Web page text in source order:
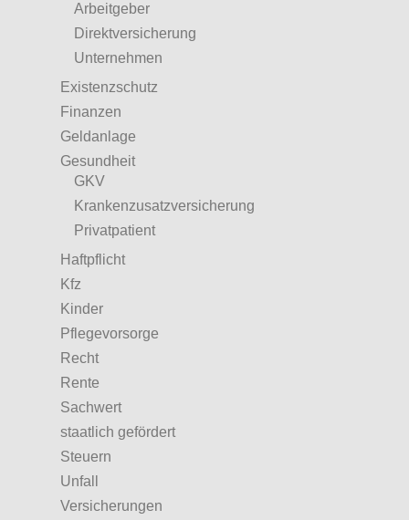
Arbeitgeber
Direktversicherung
Unternehmen
Existenzschutz
Finanzen
Geldanlage
Gesundheit
GKV
Krankenzusatzversicherung
Privatpatient
Haftpflicht
Kfz
Kinder
Pflegevorsorge
Recht
Rente
Sachwert
staatlich gefördert
Steuern
Unfall
Versicherungen